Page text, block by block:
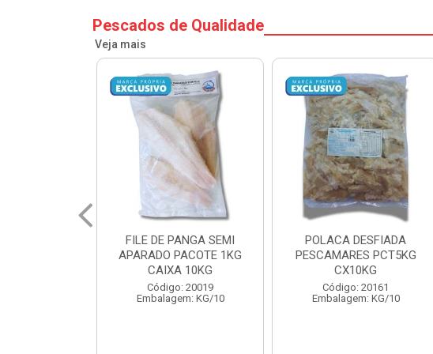
Pescados de Qualidade
Veja mais
POLACA DESFIADA
PESCAMARES PCT5KG
CX10KG
Código: 20161
Embalagem: KG/10
POLACA DESFIADA
PESCAMARES PCT1KG
CX10KG
Código: 20162
Embalagem: KG/10